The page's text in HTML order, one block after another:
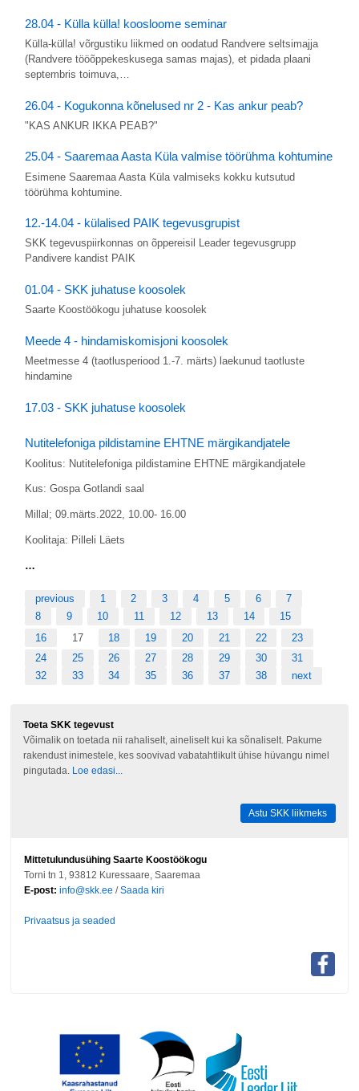
28.04 - Külla külla! koosloome seminar
Külla-külla! võrgustiku liikmed on oodatud Randvere seltsimajja
(Randvere tööõppekeskusega samas majas), et pidada plaani
septembris toimuva,…
26.04 - Kogukonna kõnelused nr 2 - Kas ankur peab?
"KAS ANKUR IKKA PEAB?"
25.04 - Saaremaa Aasta Küla valmise töörühma kohtumine
Esimene Saaremaa Aasta Küla valmiseks kokku kutsutud
töörühma kohtumine.
12.-14.04 - külalised PAIK tegevusgrupist
SKK tegevuspiirkonnas on õppereisil Leader tegevusgrupp
Pandivere kandist PAIK
01.04 - SKK juhatuse koosolek
Saarte Koostöökogu juhatuse koosolek
Meede 4 - hindamiskomisjoni koosolek
Meetmesse 4 (taotlusperiood 1.-7. märts) laekunud taotluste
hindamine
17.03 - SKK juhatuse koosolek
Nutitelefoniga pildistamine EHTNE märgikandjatele
Koolitus: Nutitelefoniga pildistamine EHTNE märgikandjatele
Kus: Gospa Gotlandi saal
Millal; 09.märts.2022, 10.00- 16.00
Koolitaja: Pilleli Läets
…
previous 1 2 3 4 5 6
7
8
9 10 11 12 13 14
15
16
17 18 19 20 21 22
23
24
25 26 27 28 29 30
31
32
33 34 35 36 37 38 next
Toeta SKK tegevust
Võimalik on toetada nii rahaliselt, aineliselt kui ka sõnaliselt. Pakume
rakendust inimestele, kes soovivad vabatahtlikult ühise hüvangu nimel
pingutada. Loe edasi...
Astu SKK liikmeks
Mittetulundusühing Saarte Koostöökogu
Torni tn 1, 93812 Kuressaare, Saaremaa
E-post: info@skk.ee / Saada kiri
Privaatsus ja seaded